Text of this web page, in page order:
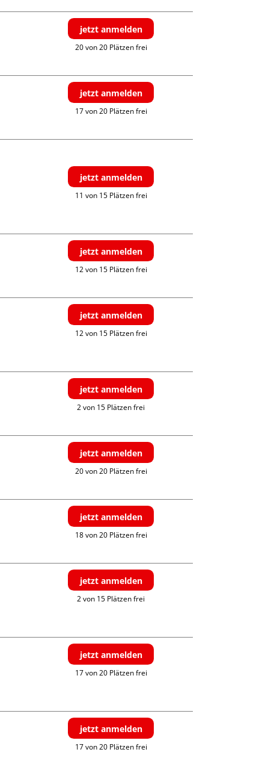
jetzt anmelden
20 von 20 Plätzen frei
jetzt anmelden
17 von 20 Plätzen frei
jetzt anmelden
11 von 15 Plätzen frei
jetzt anmelden
12 von 15 Plätzen frei
jetzt anmelden
12 von 15 Plätzen frei
jetzt anmelden
2 von 15 Plätzen frei
jetzt anmelden
20 von 20 Plätzen frei
jetzt anmelden
18 von 20 Plätzen frei
jetzt anmelden
2 von 15 Plätzen frei
jetzt anmelden
17 von 20 Plätzen frei
jetzt anmelden
17 von 20 Plätzen frei